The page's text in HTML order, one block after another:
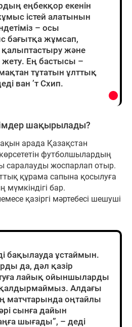
еңбекқор екенін
істей алатынын
– осы
бағытқа жұмсап,
қалыптастыру және
жету. Ең бастысы –
тұтатын ұлттық
ван ’т Схип.
шақырылады?
арада Қазақстан
футболшылардың
саралауды жоспарлап отыр.
құрама сапына қосылуға
бар.
қазіргі мәртебесі шешуші
бақылауда ұстаймын.
да, дәл қазір
лайық ойыншыларды
Алдағы
матчтарында оңтайлы
сынға дайын
шығады”, – деді